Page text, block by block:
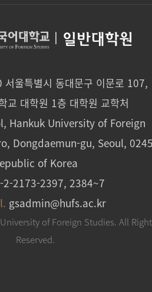
일반대학원
서울특별시 동대문구 이문로 107,
교 대학원 1층 대학원 교학처
Hankuk University of Foreign
Dongdaemun-gu, Seoul,
of Korea
2-2173-2397, 2384~7
gsadmin@hufs.ac.kr
of Foreign Studies. All
Reserved.